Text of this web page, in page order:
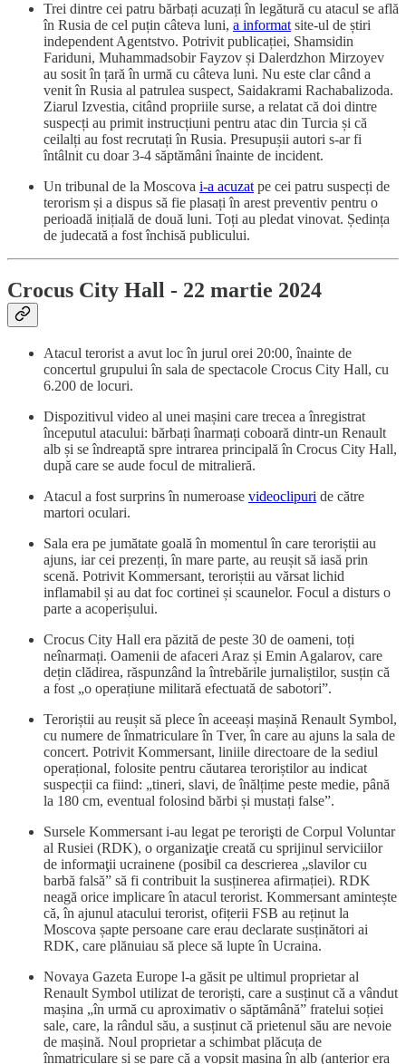
Trei dintre cei patru bărbați acuzați în legătură cu atacul se află
în Rusia de cel puțin câteva luni, a informatsite-ul de știri
independent Agentstvo. Potrivit publicației, Shamsidin
Fariduni, Muhammadsobir Fayzov și Dalerdzhon Mirzoyev
au sosit în țară în urmă cu câteva luni. Nu este clar când a
venit în Rusia al patrulea suspect, Saidakrami Rachabalizoda.
Ziarul Izvestia, citând propriile surse, a relatat că doi dintre
suspecți au primit instrucțiuni pentru atac din Turcia și că
ceilalți au fost recrutați în Rusia. Presupușii autori s-ar fi
întâlnit cu doar 3-4 săptămâni înainte de incident.
Un tribunal de la Moscova i-a acuzatpe cei patru suspecți de
terorism și a dispus să fie plasați în arest preventiv pentru o
perioadă inițială de două luni. Toți au pledat vinovat. Ședința
de judecată a fost închisă publicului.
Crocus City Hall - 22 martie 2024
Atacul terorist a avut loc în jurul orei 20:00, înainte de
concertul grupului în sala de spectacole Crocus City Hall, cu
6.200 de locuri.
Dispozitivul video al unei mașini care trecea a înregistrat
începutul atacului: bărbați înarmați coboară dintr-un Renault
alb și se îndreaptă spre intrarea principală în Crocus City Hall,
după care se aude focul de mitralieră.
Atacul a fost surprins în numeroase videoclipuri de către
martori oculari.
Sala era pe jumătate goală în momentul în care teroriștii au
ajuns, iar cei prezenți, în mare parte, au reușit să iasă prin
scenă. Potrivit Kommersant, teroriștii au vărsat lichid
inflamabil și au dat foc cortinei și scaunelor. Focul a disturs o
parte a acoperișului.
Crocus City Hall era păzită de peste 30 de oameni, toți
neînarmați. Oamenii de afaceri Araz și Emin Agalarov, care
dețin clădirea, răspunzând la întrebările jurnaliștilor, susțin că
a fost „o operațiune militară efectuată de sabotori”.
Teroriștii au reușit să plece în aceeași mașină Renault Symbol,
cu numere de înmatriculare în Tver, în care au ajuns la sala de
concert. Potrivit Kommersant, liniile directoare de la sediul
operațional, folosite pentru căutarea teroriștilor au indicat
suspecții ca fiind: „tineri, slavi, de înălțime peste medie, până
la 180 cm, eventual folosind bărbi și mustați false”.
Sursele Kommersant i-au legat pe terorişti de Corpul Voluntar
al Rusiei (RDK), o organizaţie creată cu sprijinul serviciilor
de informaţii ucrainene (posibil ca descrierea „slavilor cu
barbă falsă” să fi contribuit la susținerea afirmației). RDK
neagă orice implicare în atacul terorist. Kommersant amintește
că, în ajunul atacului terorist, ofițerii FSB au reținut la
Moscova șapte persoane care erau declarate susținători ai
RDK, care plănuiau să plece să lupte în Ucraina.
Novaya Gazeta Europe l-a găsit pe ultimul proprietar al
Renault Symbol utilizat de teroriști, care a susținut că a vândut
mașina „în urmă cu aproximativ o săptămână” fratelui soției
sale, care, la rândul său, a susținut că prietenul său are nevoie
de mașină. Noul proprietar a schimbat plăcuța de
înmatriculare și se pare că a vopsit mașina în alb (anterior era